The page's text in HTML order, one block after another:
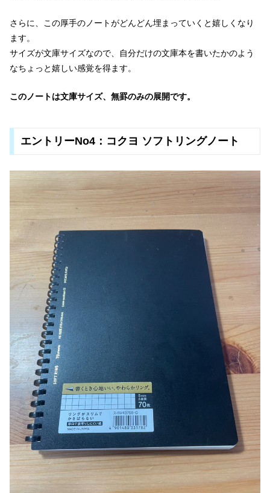
さらに、この厚手のノートがどんどん埋まっていくと嬉しくなり
ます。
サイズが文庫サイズなので、自分だけの文庫本を書いたかのよう
なちょっと嬉しい感覚を得ます。
このノートは文庫サイズ、無罫のみの展開です。
エントリーNo4：コクヨ ソフトリングノート